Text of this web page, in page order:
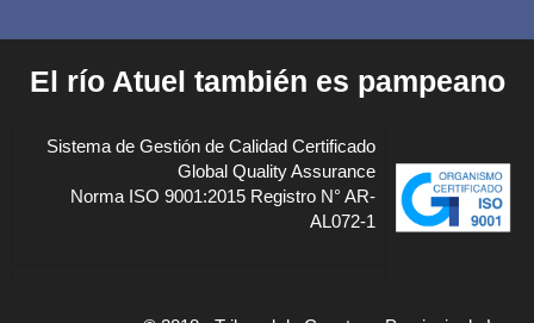
El río Atuel también es pampeano
Sistema de Gestión de Calidad Certificado
Global Quality Assurance
Norma ISO 9001:2015 Registro N° AR-
AL072-1